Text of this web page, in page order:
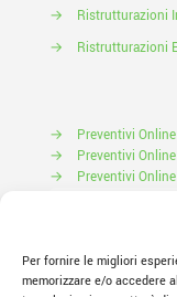
Per fornire le migliori
memorizzare e/o accedere
→
Ristrutturazioni
→
Ristrutturazioni
→
Preventivi Online
→
Preventivi
→
Preventivi
Prenota il